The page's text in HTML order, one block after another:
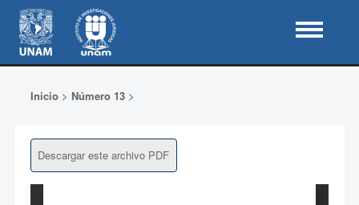
Inicio> Número 13>
Descargar este archivo PDF